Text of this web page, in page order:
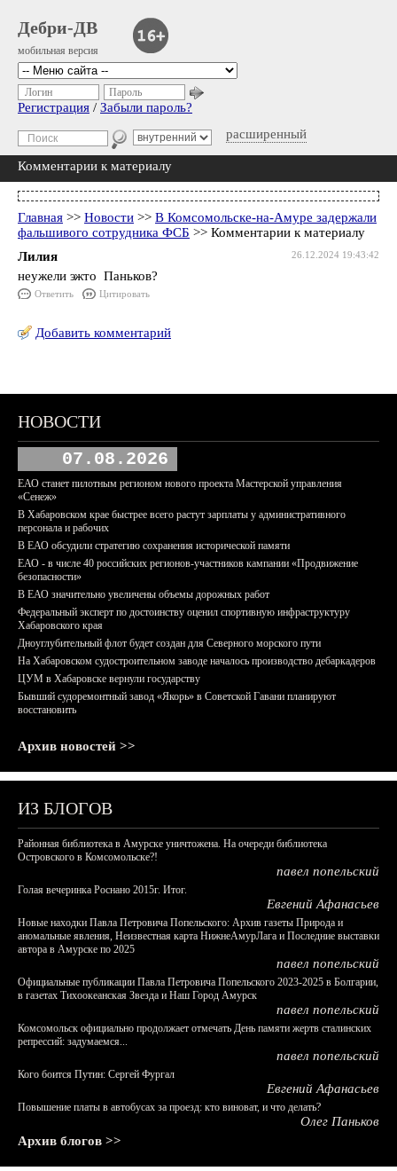
Дебри-ДВ
мобильная версия
расширенный
Логин Пароль
Регистрация / Забыли пароль?
Комментарии к материалу
Главная >> Новости >> В Комсомольске-на-Амуре задержали
фальшивого сотрудника ФСБ >> Комментарии к материалу
26.12.2024 19:43:42
Лилия
неужели эжто Паньков?
Ответить Цитировать
Добавить комментарий
НОВОСТИ
07.08.2026
ЕАО станет пилотным регионом нового проекта Мастерской управления
«Сенеж»
В Хабаровском крае быстрее всего растут зарплаты у административного
персонала и рабочих
В ЕАО обсудили стратегию сохранения исторической памяти
ЕАО - в числе 40 российских регионов-участников кампании «Продвижение
безопасности»
В ЕАО значительно увеличены объемы дорожных работ
Федеральный эксперт по достоинству оценил спортивную инфраструктуру
Хабаровского края
Дноуглубительный флот будет создан для Северного морского пути
На Хабаровском судостроительном заводе началось производство дебаркадеров
ЦУМ в Хабаровске вернули государству
Бывший судоремонтный завод «Якорь» в Советской Гавани планируют
восстановить
Архив новостей >>
ИЗ БЛОГОВ
Районная библиотека в Амурске уничтожена. На очереди библиотека
Островского в Комсомольске?!
павел попельский
Голая вечеринка Роснано 2015г. Итог.
Евгений Афанасьев
Новые находки Павла Петровича Попельского: Архив газеты Природа и
аномальные явления, Неизвестная карта НижнеАмурЛага и Последние выставки
автора в Амурске по 2025
павел попельский
Официальные публикации Павла Петровича Попельского 2023-2025 в Болгарии,
в газетах Тихоокеанская Звезда и Наш Город Амурск
павел попельский
Комсомольск официально продолжает отмечать День памяти жертв сталинских
репрессий: задумаемся...
павел попельский
Кого боится Путин: Сергей Фургал
Евгений Афанасьев
Повышение платы в автобусах за проезд: кто виноват, и что делать?
Олег Паньков
Архив блогов >>